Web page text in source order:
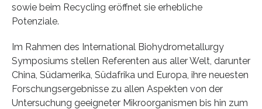
sowie beim Recycling eröffnet sie erhebliche
Potenziale.
Im Rahmen des International Biohydrometallurgy
Symposiums stellen Referenten aus aller Welt, darunter
China, Südamerika, Südafrika und Europa, ihre neuesten
Forschungsergebnisse zu allen Aspekten von der
Untersuchung geeigneter Mikroorganismen bis hin zum